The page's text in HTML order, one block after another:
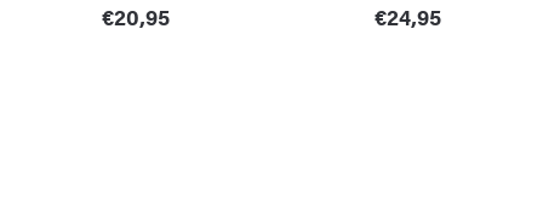
€20,95 €24,95